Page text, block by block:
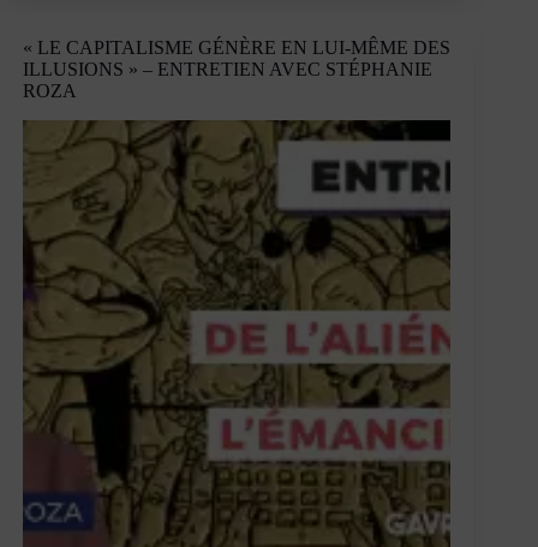
contre
la
»
–
Entretien
avec
Pauline
Perrenot
« LE CAPITALISME GÉNÈRE EN LUI-MÊME DES
ILLUSIONS » – ENTRETIEN AVEC STÉPHANIE
ROZA